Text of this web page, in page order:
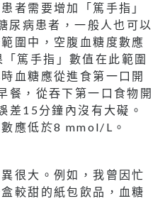
者需要增加「篤手指」
尿病患者，一般人也可以
圍中，空腹血糖度數應
篤手指」數值在此範圍
血糖應從進食第一口開
餐，從吞下第一口食物開
差15分鐘內沒有大礙。
應低於8 mmol/L。
很大。例如，我曾因忙
較甜的紙包飲品，血糖